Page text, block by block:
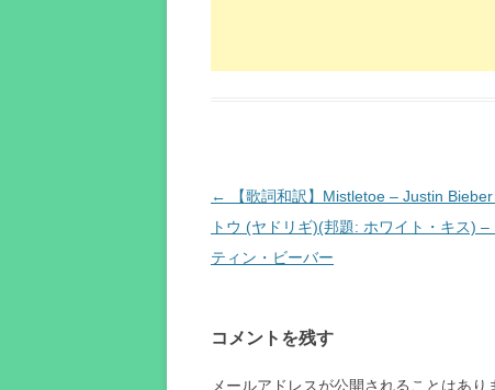
投
稿
ナ
ー
シ
←
【歌詞和訳】Mistletoe – Justin
トウ (ヤドリギ)(邦題: ホワイト・キス) –
ティン・ビーバー
コメントを残す
メールアドレスが公開されることはあり